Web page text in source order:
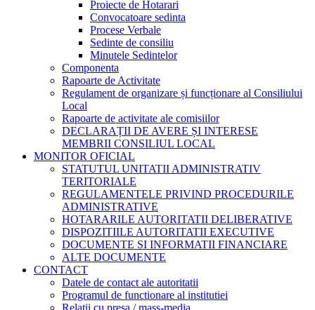
Proiecte de Hotarari
Convocatoare sedinta
Procese Verbale
Sedinte de consiliu
Minutele Sedintelor
Componenta
Rapoarte de Activitate
Regulament de organizare și funcționare al Consiliului
Local
Rapoarte de activitate ale comisiilor
DECLARAȚII DE AVERE ȘI INTERESE
MEMBRII CONSILIUL LOCAL
MONITOR OFICIAL
STATUTUL UNITATII ADMINISTRATIV
TERITORIALE
REGULAMENTELE PRIVIND PROCEDURILE
ADMINISTRATIVE
HOTARARILE AUTORITATII DELIBERATIVE
DISPOZITIILE AUTORITATII EXECUTIVE
DOCUMENTE SI INFORMATII FINANCIARE
ALTE DOCUMENTE
CONTACT
Datele de contact ale autoritatii
Programul de functionare al institutiei
Relatii cu presa / mass-media